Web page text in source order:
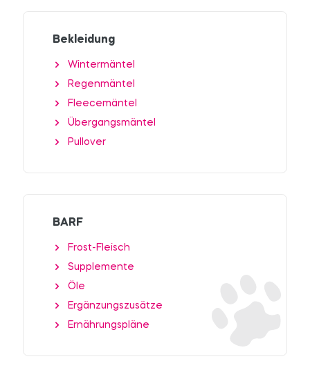
Bekleidung
Wintermäntel
Regenmäntel
Fleecemäntel
Übergangsmäntel
Pullover
BARF
Frost-Fleisch
Supplemente
Öle
Ergänzungszusätze
Ernährungspläne